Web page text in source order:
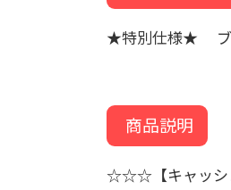
★特別仕様★ ブ
商品説明
☆☆☆【キャッシ